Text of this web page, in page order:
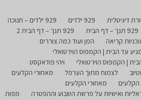
929 ילדים
929 ילדים – חנוכה
929 תנך – דף הבית
929 תנך – דף הבית 2
קריאה
המן ועוד כמה צוררים
עד הבית | הקמפוס הוירטואלי
| הקמפוס הוירטואלי
ויהי פודאקסט
לצמוח מתוך הערפל
מאחורי הקלעים
הקלעים
מאחורי הקלעים
ואישיות על פרשת השבוע וההפטרה
מפות